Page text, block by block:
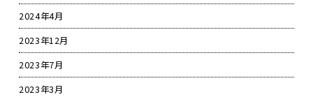
2024年4月
2023年12月
2023年7月
2023年3月